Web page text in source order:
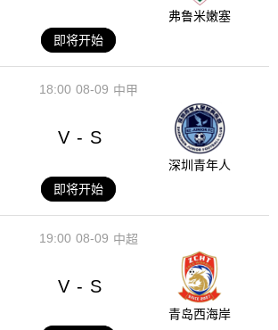
弗鲁米嫩塞
即将开始
08-09
18:00 中甲
V - S
深圳青年人
即将开始
08-09
19:00 中超
V - S
青岛西海岸